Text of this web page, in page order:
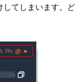
してしまいます。ど